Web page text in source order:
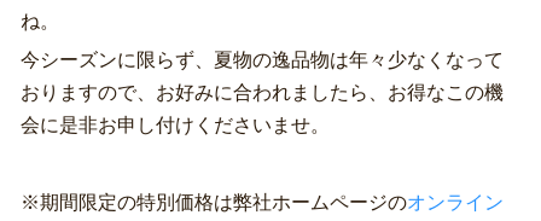
ね。
今シーズンに限らず、夏物の逸品物は年々少なくなって
おりますので、お好みに合われましたら、お得なこの機
会に是非お申し付けくださいませ。
※期間限定の特別価格は弊社ホームページのオンライン